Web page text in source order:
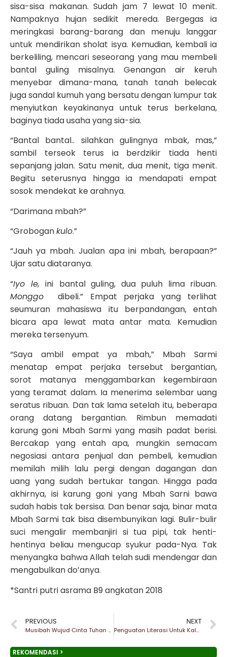
sisa-sisa makanan. Sudah jam 7 lewat 10 menit.
Nampaknya hujan sedikit mereda. Bergegas ia
meringkasi barang-barang dan menuju langgar
untuk mendirikan sholat isya. Kemudian, kembali ia
berkeliling, mencari seseorang yang mau membeli
bantal guling misalnya. Genangan air keruh
menyebar dimana-mana, tanah tanah belecak
juga sandal kumuh yang bersatu dengan lumpur tak
menyiutkan keyakinanya untuk terus berkelana,
baginya tiada usaha yang sia-sia.
“Bantal bantal.. silahkan gulingnya mbak, mas,”
sambil terseok terus ia berdzikir tiada henti
sepanjang jalan. Satu menit, dua menit, tiga menit.
Begitu seterusnya hingga ia mendapati empat
sosok mendekat ke arahnya.
“Darimana mbah?”
“Grobogankulo.”
“Jauh ya mbah. Jualan apa ini mbah, berapaan?”
Ujar satu diataranya.
“Iyo le, ini bantal guling, dua puluh lima ribuan.
Monggo
dibeli.” Empat perjaka yang terlihat
seumuran mahasiswa itu berpandangan, entah
bicara apa lewat mata antar mata. Kemudian
mereka tersenyum.
“Saya ambil empat ya mbah,” Mbah Sarmi
menatap empat perjaka tersebut bergantian,
sorot matanya menggambarkan kegembiraan
yang teramat dalam. Ia menerima selembar uang
seratus ribuan. Dan tak lama setelah itu, beberapa
orang datang bergantian. Rimbun memadati
karung goni Mbah Sarmi yang masih padat berisi.
Bercakap yang entah apa, mungkin semacam
negosiasi antara penjual dan pembeli, kemudian
memilah milih lalu pergi dengan dagangan dan
uang yang sudah bertukar tangan. Hingga pada
akhirnya, isi karung goni yang Mbah Sarni bawa
sudah habis tak bersisa. Dan benar saja, binar mata
Mbah Sarmi tak bisa disembunyikan lagi. Bulir-bulir
suci mengalir membanjiri si tua pipi, tak henti-
hentinya beliau mengucap syukur pada-Nya. Tak
menyangka bahwa Allah telah sudi mendengar dan
mengabulkan do’anya.
*Santri putri asrama B9 angkatan 2018
PREVIOUS
Musibah Wujud Cinta Tuhan kepada Hamba-Nya
NEXT
Penguatan Literasi Untuk Kalangan Santri Study Kasus Ponpes Darul Falah Be-Songo
REKOMENDASI >